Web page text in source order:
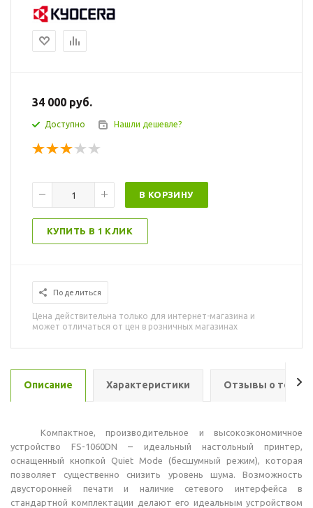
34 000 руб.
Доступно Нашли дешевле?
В КОРЗИНУ
КУПИТЬ В 1 КЛИК
Поделиться
Цена действительна только для интернет-магазина и
может отличаться от цен в розничных магазинах
Описание Характеристики Отзывы о
Компактное, производительное и высокоэкономичное
устройство FS-1060DN – идеальный настольный принтер,
оснащенный кнопкой Quiet Mode (бесшумный режим), которая
позволяет существенно снизить уровень шума. Возможность
двусторонней печати и наличие сетевого интерфейса в
стандартной комплектации делают его идеальным устройством